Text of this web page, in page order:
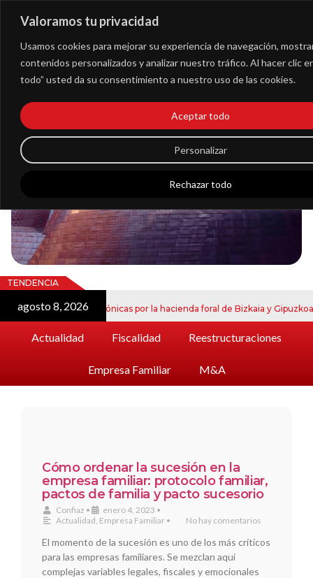
Valoramos tu privacidad
Usamos cookies para mejorar su experiencia de navegación,
contenidos personalizados y analizar nuestro tráfico. Al hacer clic
todo” usted da su consentimiento a nuestro uso de las cookies.
Personalizar
Rechazar todo
Aceptar todo
Blog
Noticias
TENDENCIA
agosto 8, 2026
notificaciones electrónicas por la hacienda foral de Bizkaia y Gipuzkoa
Actualidad Fiscalidad Reestructuraciones
Empresa Familiar M&A
Cómo ordenar la sucesión en la
empresa familiar: protocolo familiar,
pactos de familia y pacto sucesorio
Confiaz • enero 4, 2023 •
Actualidad, Empresa Familiar • No hay comentarios
El momento de la sucesión es uno de los más críticos
para las empresas familiares. Se mezclan aquí
complejas variables legales, fiscales y emocionales